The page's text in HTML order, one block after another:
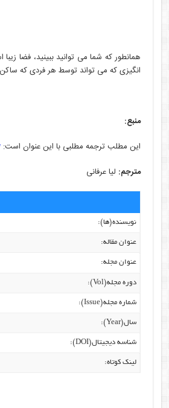
همانطور که شما می توانید ببینید،
انگیزی که می تواند توسط هر فردی که ساکن
منبع:
این مطلب ترجمه مطلبی با این عنوان است:
مترجم: لیا عرفانی
نویسنده‌(ها):
عنوان مقاله:
عنوان مجله:
دوره مجله(Vol):
شماره مجله(Issue):
سال(Year):
شناسه دیجیتال(DOI):
لینک کوتاه: